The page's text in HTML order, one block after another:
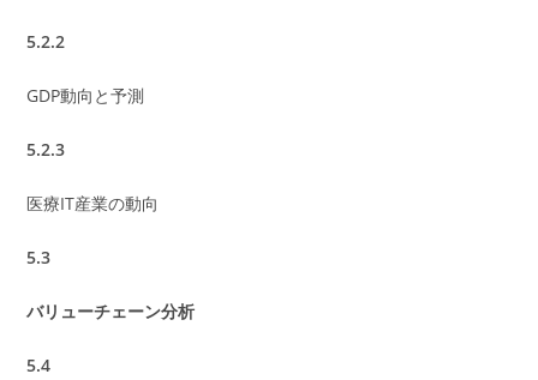
5.2.2
GDP動向と予測
5.2.3
医療IT産業の動向
5.3
バリューチェーン分析
5.4